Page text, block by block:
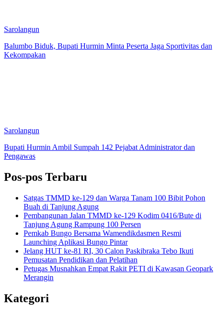
Sarolangun
Balumbo Biduk, Bupati Hurmin Minta Peserta Jaga Sportivitas dan
Kekompakan
Sarolangun
Bupati Hurmin Ambil Sumpah 142 Pejabat Administrator dan
Pengawas
Pos-pos Terbaru
Satgas TMMD ke-129 dan Warga Tanam 100 Bibit Pohon
Buah di Tanjung Agung
Pembangunan Jalan TMMD ke-129 Kodim 0416/Bute di
Tanjung Agung Rampung 100 Persen
Pemkab Bungo Bersama Wamendikdasmen Resmi
Launching Aplikasi Bungo Pintar
Jelang HUT ke-81 RI, 30 Calon Paskibraka Tebo Ikuti
Pemusatan Pendidikan dan Pelatihan
Petugas Musnahkan Empat Rakit PETI di Kawasan Geopark
Merangin
Kategori